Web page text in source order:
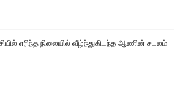
எரிந்த நிலையில் வீழ்ந்துகிடந்த ஆணின் சடலம்